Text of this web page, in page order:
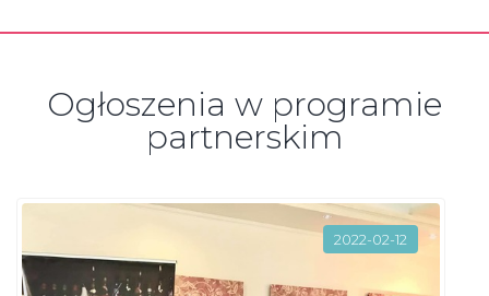
Ogłoszenia w programie
partnerskim
2022-02-12